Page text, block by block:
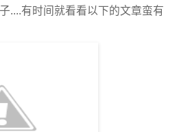
....有时间就看看以下的文章蛮有